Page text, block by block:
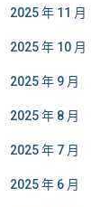
2025 年 11 月
2025 年 10 月
2025 年 9 月
2025 年 8 月
2025 年 7 月
2025 年 6 月